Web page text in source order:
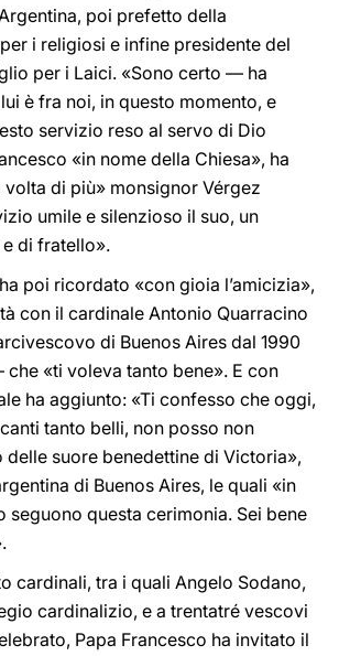
poi prefetto della
i religiosi e infine presidente del
per i Laici. «Sono certo — ha
è fra noi, in questo momento, e
servizio reso al servo di Dio
«in nome della Chiesa», ha
di più» monsignor Vérgez
umile e silenzioso il suo, un
di fratello».
poi ricordato «con gioia l’amicizia»,
con il cardinale Antonio Quarracino
di Buenos Aires dal 1990
«ti voleva tanto bene». E con
ha aggiunto: «Ti confesso che oggi,
tanto belli, non posso non
delle suore benedettine di Victoria»,
di Buenos Aires, le quali «in
seguono questa cerimonia. Sei bene
cardinali, tra i quali Angelo Sodano,
cardinalizio, e a trentatré vescovi
Papa Francesco ha invitato il